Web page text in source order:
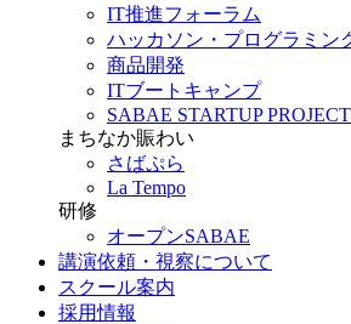
IT推進フォーラム
ハッカソン・プログラミン
商品開発
ITブートキャンプ
SABAE STARTUP PROJECT
まちなか賑わい
さばぷら
La Tempo
研修
オープンSABAE
講演依頼・視察について
スクール案内
採用情報